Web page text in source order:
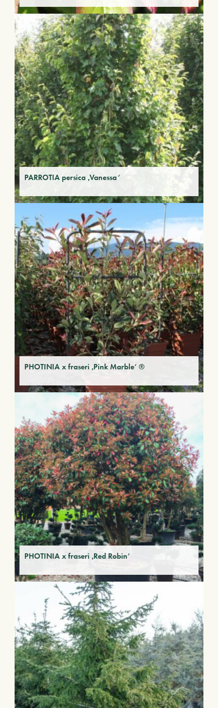
PARROTIA persica ‚Vanessa‘
PHOTINIA x fraseri ‚Pink Marble‘ ®
PHOTINIA x fraseri ‚Red Robin‘